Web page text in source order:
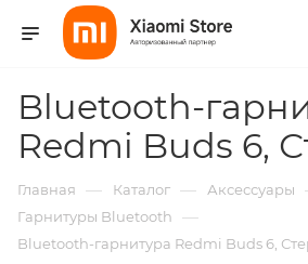
Bluetooth-
Redmi Buds 6,
Главная — Каталог — Аксессуары
Гарнитуры Bluetooth —
Bluetooth-гарнитура Redmi Buds 6,